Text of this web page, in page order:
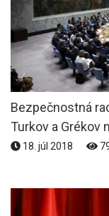
Bezpečnostná
Turkov a Grékov
18. júl 2018